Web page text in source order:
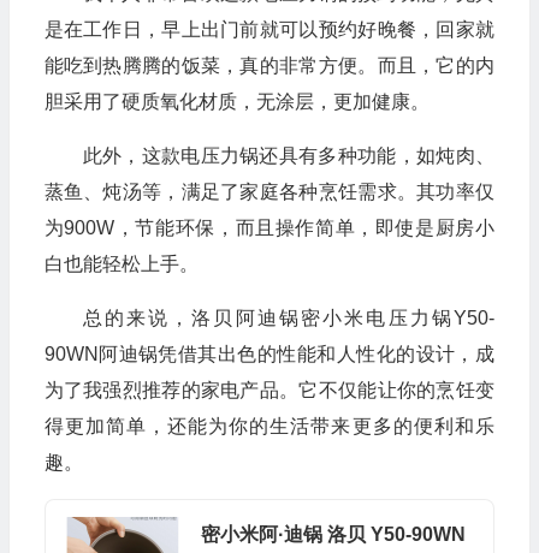
是在工作日，早上出门前就可以预约好晚餐，回家就
能吃到热腾腾的饭菜，真的非常方便。而且，它的内
胆采用了硬质氧化材质，无涂层，更加健康。
此外，这款电压力锅还具有多种功能，如炖肉、
蒸鱼、炖汤等，满足了家庭各种烹饪需求。其功率仅
为900W，节能环保，而且操作简单，即使是厨房小
白也能轻松上手。
总的来说，洛贝阿迪锅密小米电压力锅Y50-
90WN阿迪锅凭借其出色的性能和人性化的设计，成
为了我强烈推荐的家电产品。它不仅能让你的烹饪变
得更加简单，还能为你的生活带来更多的便利和乐
趣。
密小米阿·迪锅 洛贝 Y50-90WN